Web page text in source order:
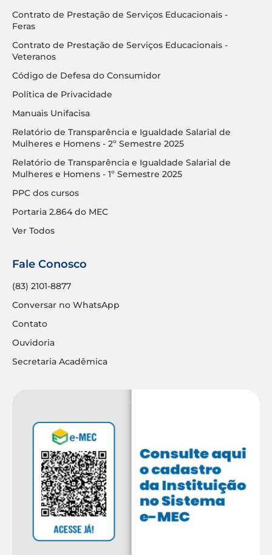
Contrato de Prestação de Serviços Educacionais -
Feras
Contrato de Prestação de Serviços Educacionais -
Veteranos
Código de Defesa do Consumidor
Política de Privacidade
Manuais Unifacisa
Relatório de Transparência e Igualdade Salarial de
Mulheres e Homens - 2º Semestre 2025
Relatório de Transparência e Igualdade Salarial de
Mulheres e Homens - 1º Semestre 2025
PPC dos cursos
Portaria 2.864 do MEC
Ver Todos
Fale Conosco
(83) 2101-8877
Conversar no WhatsApp
Contato
Ouvidoria
Secretaria Acadêmica